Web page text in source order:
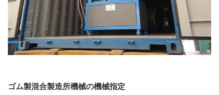
ゴム製混合製造所機械の機械指定